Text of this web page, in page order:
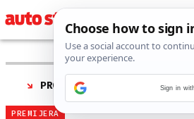
PRONAĐENO 177 REZULTATA
PREMIJERA
Sign in